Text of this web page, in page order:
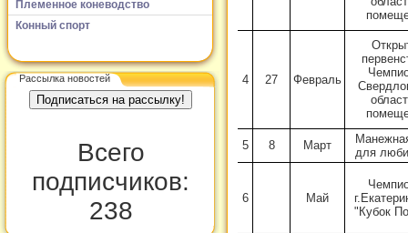
Племенное коневодство
Конный спорт
Рассылка новостей
Всего
подписчиков:
238
4 27 Февраль
5 8 Март
для
6 Май
"Кубок